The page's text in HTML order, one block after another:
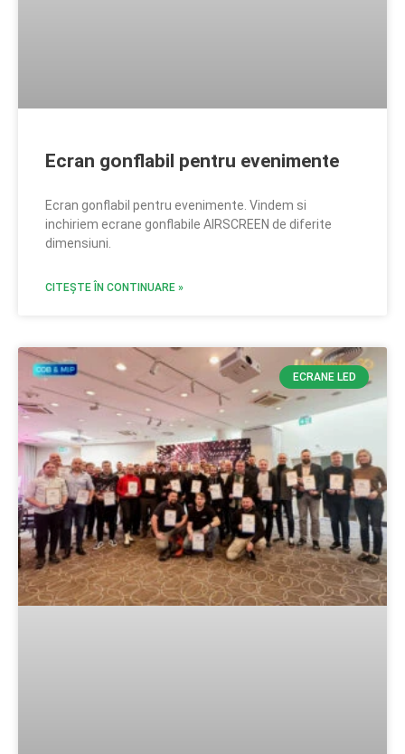
Ecran gonflabil pentru evenimente
Ecran gonflabil pentru evenimente. Vindem si
inchiriem ecrane gonflabile AIRSCREEN de diferite
dimensiuni.
CITEȘTE ÎN CONTINUARE »
ECRANE LED